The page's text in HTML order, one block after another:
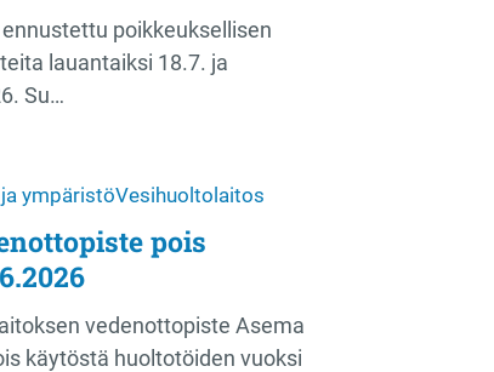
poikkeuksellisen
lauantaiksi 18.7. ja
Su…
ympäristöVesihuoltolaitos
pois
vedenottopiste Asema
käytöstä huoltotöiden vuoksi